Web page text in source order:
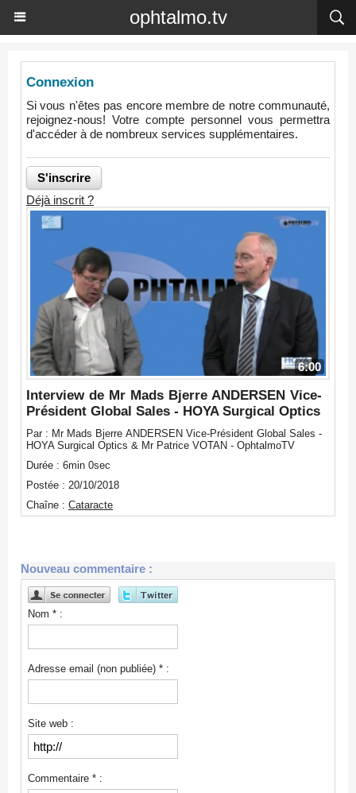
ophtalmo.tv
Connexion
Si vous n'êtes pas encore membre de notre communauté,
rejoignez-nous! Votre compte personnel vous permettra
d'accéder à de nombreux services supplémentaires.
Déjà inscrit ?
6:00
Interview de Mr Mads Bjerre ANDERSEN Vice-
Président Global Sales - HOYA Surgical Optics
Par : Mr Mads Bjerre ANDERSEN Vice-Président Global Sales -
HOYA Surgical Optics & Mr Patrice VOTAN - OphtalmoTV
Durée : 6min 0sec
Postée : 20/10/2018
Chaîne : Cataracte
Nouveau commentaire :
Nom * :
Adresse email (non publiée) * :
Site web :
Commentaire * :